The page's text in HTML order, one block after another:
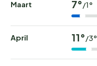
Maart 7°/1°
April 11°/3°